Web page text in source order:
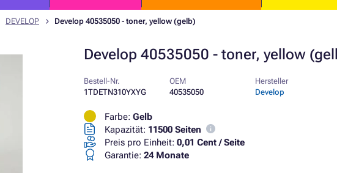
DEVELOP Develop 40535050 - toner, yellow (gelb)
Develop 40535050 - toner, yellow
Bestell-Nr.
1TDETN310YXYG
OEM
40535050
Hersteller
Develop
Farbe: Gelb
Kapazität: 11500 Seiten
Preis pro Einheit: 0,01 Cent / Seite
Garantie: 24 Monate